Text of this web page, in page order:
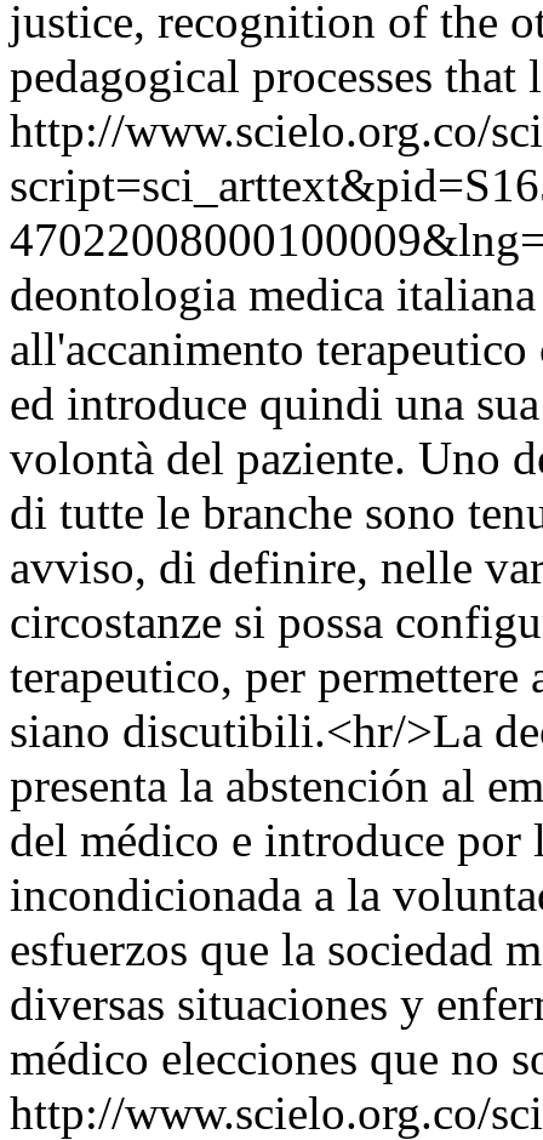
justice, recognition of the
pedagogical processes that
http://www.scielo.org.co/
deontologia medica
all'accanimento
ed introduce quindi una
volontà del paziente. Uno
di tutte le branche sono
avviso, di definire, nelle
circostanze si possa
terapeutico, per
siano discutibili.<hr/>La
presenta la abstención al
del médico e introduce por
incondicionada a la
esfuerzos que la sociedad
diversas situaciones y
médico elecciones que no
http://www.scielo.org.co/